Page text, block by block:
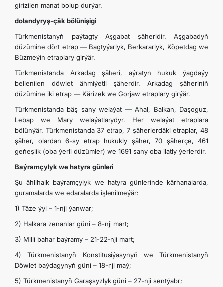
girizilen manat bolup durýar.
dolandyryş-çäk bölünişigi
Türkmenistanyň paýtagty Aşgabat şäheridir. Aşgabadyň
düzümine dört etrap — Bagtyýarlyk, Berkararlyk, Köpetdag we
Büzmeýin etraplary girýär.
Türkmenistanda Arkadag şäheri, aýratyn hukuk ýagdaýy
bellenilen döwlet ähmiýetli şäherdir. Arkadag şäheriniň
düzümine iki etrap — Kärizek we Gorjaw etraplary girýär.
Türkmenistanda bäş sany welaýat — Ahal, Balkan, Daşoguz,
Lebap we Mary welaýatlarydyr. Her welaýat etraplara
bölünýär. Türkmenistanda 37 etrap, 7 şäherlerdäki etraplar, 48
şäher, olardan 6-sy etrap hukukly şäher, 70 şäherçe, 461
geňeşlik (oba ýerli düzümler) we 1691 sany oba ilatly ýerlerdir.
Baýramçylyk wehatyra günleri
Şu ählihalk baýramçylyk we hatyra günlerinde kärhanalarda,
guramalarda we edaralarda işlenilmeýär:
1) Täze ýyl – 1-nji ýanwar;
2) Halkara zenanlar güni – 8-nji mart;
3) Milli bahar baýramy – 21-22-nji mart;
4) Türkmenistanyň Konstitusiýasynyň we Türkmenistanyň
Döwlet baýdagynyň güni – 18-nji maý;
5) Türkmenistanyň Garaşsyzlyk güni – 27-nji sentýabr;